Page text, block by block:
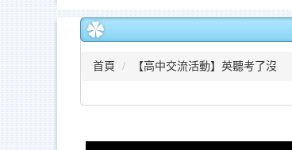
首頁 【高中交流活動】英聽考了沒